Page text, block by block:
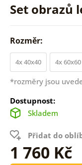
Set obrazů
Rozměr:
4x 40x40 4x 60x60
*rozměry jsou
Dostupnost:
Skladem
Přidat do
1 760 Kč